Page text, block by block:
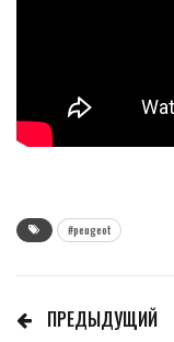
#peugeot
ПРЕДЫДУЩИЙ